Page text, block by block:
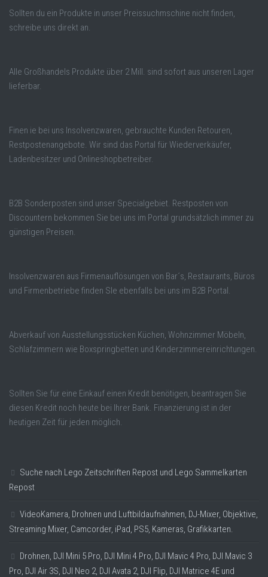
Sollten du ein Produkte in unser Preissuchmschine nicht finden,
schreibe uns direkt an.
Alle Großhandels Produkte über 2 Mill. sind sofort aus unseren Lager
lieferbar.
Finen ie bei uns Insolvenzwaren, gebrauchte Kunden Retouren,
Restpostenangebote. Wir sind das Portal für Wiederverkäufer,
Ladenbesitzer und Onlineshopbetreiber.
B2B Sonderposten sind unser Specialgebiet. Restposten von
Discountern bekommen Sie bei uns im Portal grundsätzlich immer zu
günstigen Preisen.
Insolvenzwaren aus Firmenauflösungen von Bar´s, Restaurants, Büros
und Firmenbetriebe finden SIe ebenfalls bei uns im B2B Portal.
Abverkauf von Ausstellungsstücken Küchen, Wohnzimmer Möbeln,
Schlafzimmern wie Boxspringbetten und Kinderzimmereinrichtungen.
Sollten Sie für eine Einkauf einen Kredit benötigen, beantragen Sie
diesen Kredit noch heute bei Ihrer Bank. Finanzierung ist in der
heutigen Zeit für jeden möglich.
Suche nach Lego Zeitschriften Repost und Lego Sammelkarten
Repost
VideoKamera, Drohnen und Luftbildaufnahmen, DJ-Mixer, Objektive,
Streaming Mixer, Camcorder, iPad, PS5, Kameras, Grafikkarten.
Drohnen, DJI Mini 5 Pro, DJI Mini 4 Pro, DJI Mavic 4 Pro, DJI Mavic 3
Pro, DJI Air 3S, DJI Neo 2, DJI Avata 2, DJI Flip, DJI Matrice 4E und